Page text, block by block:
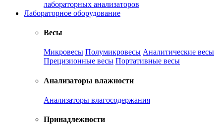
лабораторных анализаторов
Лабораторное оборудование
Весы
Микровесы Полумикровесы Аналитические весы
Прецизионные весы Портативные весы
Анализаторы влажности
Анализаторы влагосодержания
Принадлежности